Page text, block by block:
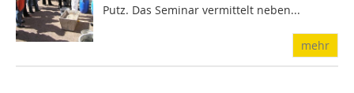
Putz. Das Seminar vermittelt neben...
mehr